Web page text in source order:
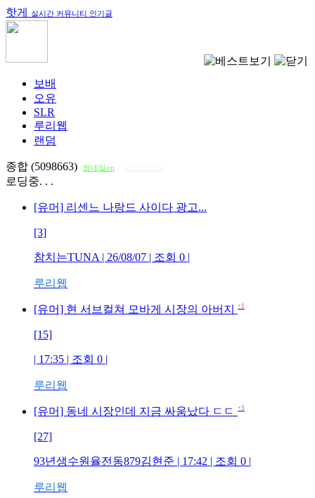
핫게 실시간 커뮤니티 인기글
보배
오유
SLR
루리웹
랜덤
종합 (5098663) 썸네일on
로딩중. . .
[유머] 리센느 나랑드 사이다 광고...
[3]
참치는TUNA | 26/08/07 | 조회 0 |
루리웹
[유머] 현 서브컬쳐 모바게 시장의 아버지 +1
[15]
| 17:35 | 조회 0 |
루리웹
[유머] 동네 시장인데 지금 싸움났다 ㄷㄷ +3
[27]
93년생수원율전동879김현준 | 17:42 | 조회 0 |
루리웹